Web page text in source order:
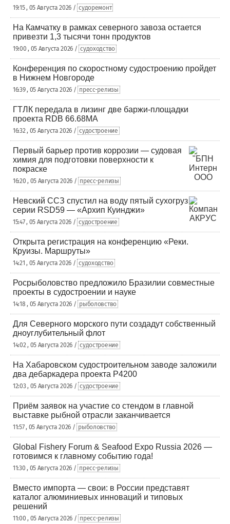
19:15 , 05 Августа 2026 / судоремонт
На Камчатку в рамках северного завоза остается
привезти 1,3 тысячи тонн продуктов
19:00 , 05 Августа 2026 / судоходство
Конференция по скоростному судостроению пройдет
в Нижнем Новгороде
16:39 , 05 Августа 2026 / пресс-релизы
ГТЛК передала в лизинг две баржи-площадки
проекта RDB 66.68МА
16:32 , 05 Августа 2026 / судостроение
Первый барьер против коррозии — судовая
химия для подготовки поверхности к
покраске
16:20 , 05 Августа 2026 / пресс-релизы
Невский ССЗ спустил на воду пятый сухогруз
серии RSD59 — «Архип Куинджи»
15:47 , 05 Августа 2026 / судостроение
Открыта регистрация на конференцию «Реки.
Круизы. Маршруты»
14:21 , 05 Августа 2026 / судоходство
Росрыболовство предложило Бразилии совместные
проекты в судостроении и науке
14:18 , 05 Августа 2026 / рыболовство
Для Северного морского пути создадут собственный
дноуглубительный флот
14:02 , 05 Августа 2026 / судостроение
На Хабаровском судостроительном заводе заложили
два дебаркадера проекта Р4200
12:03 , 05 Августа 2026 / судостроение
Приём заявок на участие со стендом в главной
выставке рыбной отрасли заканчивается
11:57 , 05 Августа 2026 / рыболовство
Global Fishery Forum & Seafood Expo Russia 2026 —
готовимся к главному событию года!
11:30 , 05 Августа 2026 / пресс-релизы
Вместо импорта — свои: в России представят
каталог алюминиевых инноваций и типовых
решений
11:00 , 05 Августа 2026 / пресс-релизы